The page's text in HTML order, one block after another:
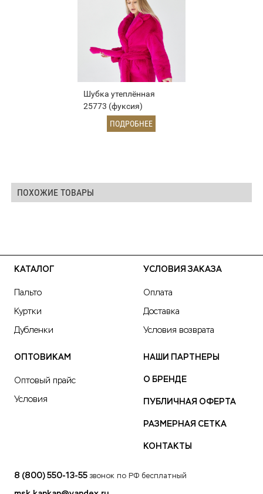
Шубка утеплённая
25773 (фуксия)
ПОДРОБНЕЕ
ПОХОЖИЕ ТОВАРЫ
КАТАЛОГ
Пальто
Куртки
Дубленки
УСЛОВИЯ ЗАКАЗА
Оплата
Доставка
Условия возврата
ОПТОВИКАМ
Оптовый прайс
Условия
НАШИ ПАРТНЕРЫ
О БРЕНДЕ
ПУБЛИЧНАЯ ОФЕРТА
РАЗМЕРНАЯ СЕТКА
КОНТАКТЫ
8 (800) 550-13-55 звонок по РФ бесплатный